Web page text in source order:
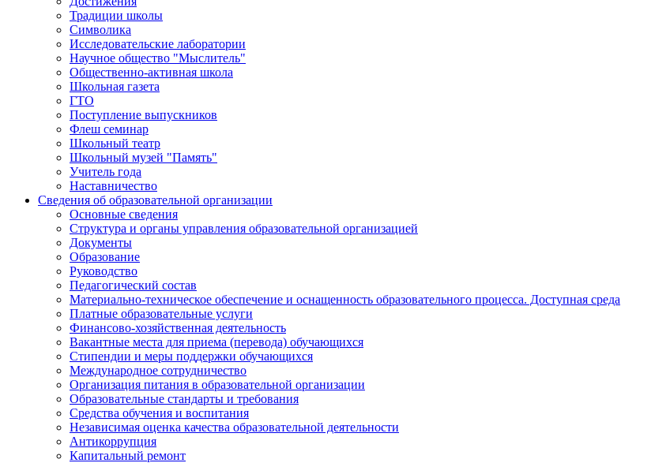
Традиции школы
Символика
Исследовательские лаборатории
Научное общество "Мыслитель"
Общественно-активная школа
Школьная газета
ГТО
Поступление выпускников
Флеш семинар
Школьный театр
Школьный музей "Память"
Учитель года
Наставничество
Сведения об образовательной организации
Основные сведения
Структура и органы управления образовательной организацией
Документы
Образование
Руководство
Педагогический состав
Материально-техническое обеспечение и оснащенность образовательного процесса. Доступная среда
Платные образовательные услуги
Финансово-хозяйственная деятельность
Вакантные места для приема (перевода) обучающихся
Стипендии и меры поддержки обучающихся
Международное сотрудничество
Организация питания в образовательной организации
Образовательные стандарты и требования
Средства обучения и воспитания
Независимая оценка качества образовательной деятельности
Антикоррупция
Капитальный ремонт